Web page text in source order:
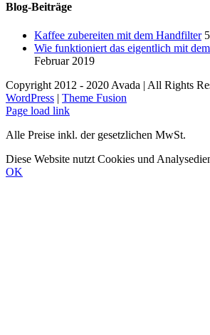
Blog-Beiträge
Kaffee zubereiten mit dem Handfilter
Wie funktioniert das eigentlich mit
Februar 2019
Copyright 2012 - 2020 Avada | All Rights
WordPress | Theme Fusion
Facebook
Instagram
E-
Page load link
Alle Preise inkl. der gesetzlichen MwSt.
Diese Website nutzt Cookies und
OK